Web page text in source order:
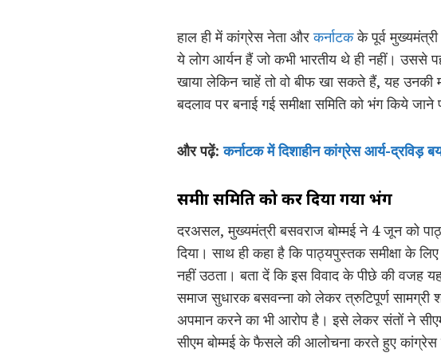
हाल ही में कांग्रेस नेता औरकर्नाटकके पूर्व मुख्यमंत्री
ये लोग आर्यन हैं जो कभी भारतीय थे ही नहीं। उससे
खाया लेकिन चाहें तो वो बीफ खा सकते हैं, यह उनकी
बदलाव पर बनाई गई समीक्षा समिति को भंग किये जाने
और पढ़ें:कर्नाटक में दिशाहीन कांग्रेस आर्य-द्रविड़
समीक्षा समिति को कर दिया गया भंग
दरअसल, मुख्यमंत्री बसवराज बोम्मई ने 4 जून को
दिया। साथ ही कहा है कि पाठ्यपुस्तक समीक्षा के
नहीं उठता। बता दें कि इस विवाद के पीछे की वजह
समाज सुधारक बसवन्ना को लेकर त्रुटिपूर्ण
अपमान करने का भी आरोप है। इसे लेकर संतों ने सीएम
सीएम बोम्मई के फैसले की आलोचना करते हुए कांग्रेस